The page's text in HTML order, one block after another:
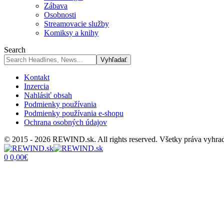
Zábava
Osobnosti
Streamovacie služby
Komiksy a knihy
Search
Kontakt
Inzercia
Nahlásiť obsah
Podmienky používania
Podmienky používania e-shopu
Ochrana osobných údajov
© 2015 - 2026 REWIND.sk. All rights reserved. Všetky práva
0 0,00€